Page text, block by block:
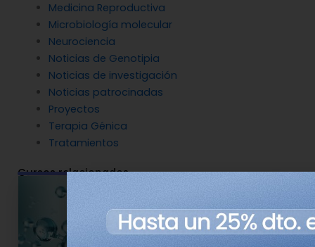
Medicina Reproductiva
Microbiología molecular
Neurociencia
Noticias de Genotipia
Noticias de investigación
Noticias patrocinadas
Proyectos
Terapia Génica
Tratamientos
Cursos relacionados